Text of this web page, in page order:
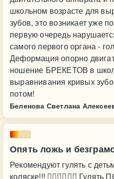
школьном возрасте для
зубов, это возникает уже
первую очередь
самого первого органа -
Деформация опорно
ношение БРЕКЕТОВ в
выравнивания кривых
потом!
Беленова Светлана
Опять ложь и
Рекомендуют гулять с
коляске!!! 🤦‍♀️🤦‍♂️🤷‍♀️